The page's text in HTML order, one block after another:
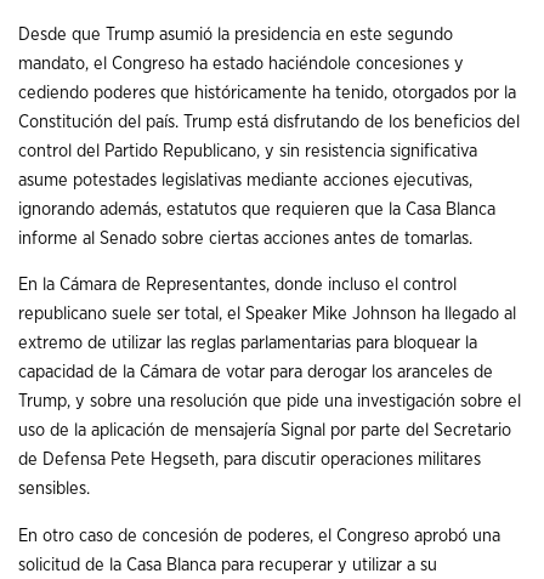
Desde que Trump asumió la presidencia en este segundo
mandato, el Congreso ha estado haciéndole concesiones y
cediendo poderes que históricamente ha tenido, otorgados por la
Constitución del país. Trump está disfrutando de los beneficios del
control del Partido Republicano, y sin resistencia significativa
asume potestades legislativas mediante acciones ejecutivas,
ignorando además, estatutos que requieren que la Casa Blanca
informe al Senado sobre ciertas acciones antes de tomarlas.
En la Cámara de Representantes, donde incluso el control
republicano suele ser total, el Speaker Mike Johnson ha llegado al
extremo de utilizar las reglas parlamentarias para bloquear la
capacidad de la Cámara de votar para derogar los aranceles de
Trump, y sobre una resolución que pide una investigación sobre el
uso de la aplicación de mensajería Signal por parte del Secretario
de Defensa Pete Hegseth, para discutir operaciones militares
sensibles.
En otro caso de concesión de poderes, el Congreso aprobó una
solicitud de la Casa Blanca para recuperar y utilizar a su